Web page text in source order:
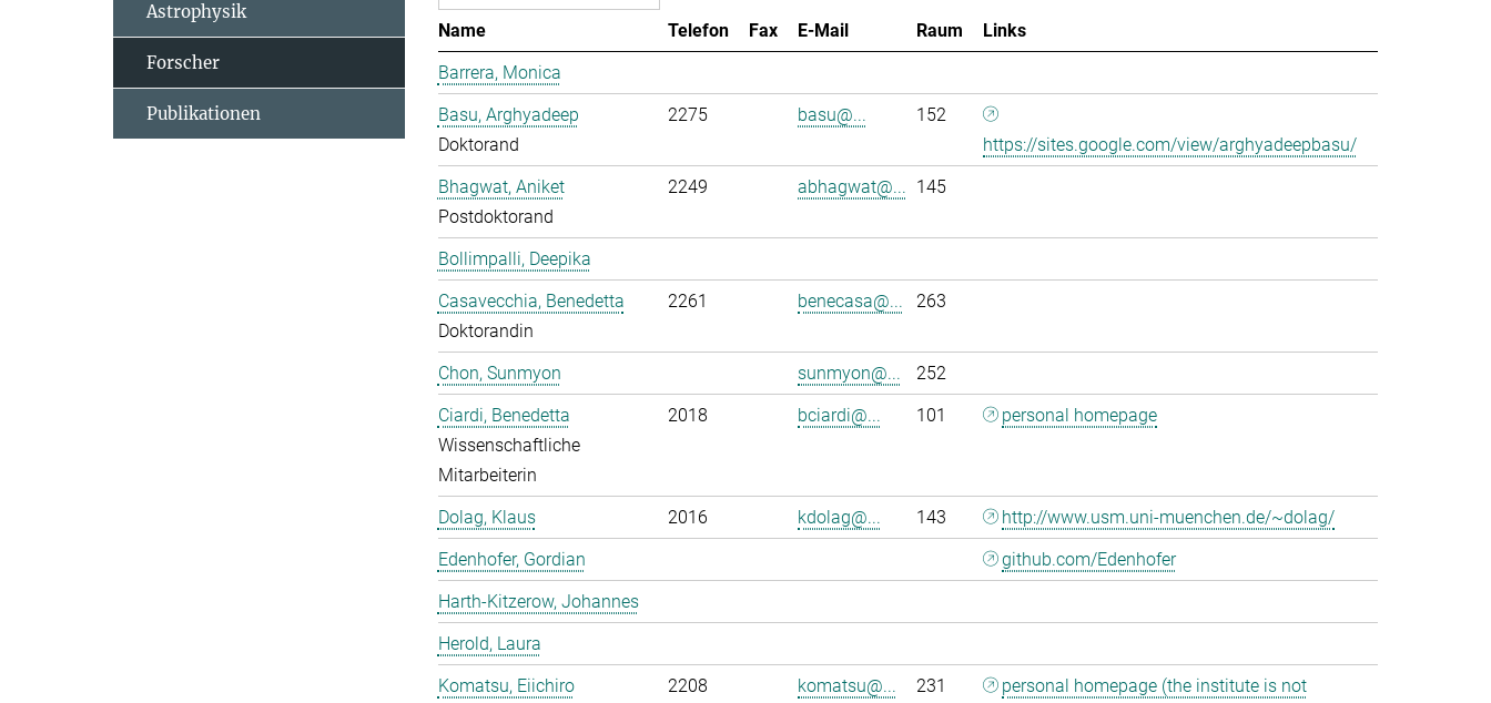
Name Telefon Fax E-Mail Raum
Links
Barrera, Monica
Basu, Arghyadeep
Doktorand
2275 basu@...
152
https://sites.google.com/view/arghyadeepbasu/
Bhagwat, Aniket
Postdoktorand
2249 abhagwat@... 145
Bollimpalli, Deepika
Casavecchia, Benedetta
Doktorandin
2261 benecasa@... 263
Chon, Sunmyon sunmyon@...
252
Ciardi, Benedetta
Wissenschaftliche
Mitarbeiterin
2018 bciardi@... 101 personal homepage
Dolag, Klaus 2016 kdolag@... 143
http://www.usm.uni-muenchen.de/~dolag/
Edenhofer, Gordian
github.com/Edenhofer
Harth-Kitzerow, Johannes
Herold, Laura
Komatsu, Eiichiro
2208 komatsu@... 231
personal homepage (the institute is not
Astrophysik
Forscher
Publikationen